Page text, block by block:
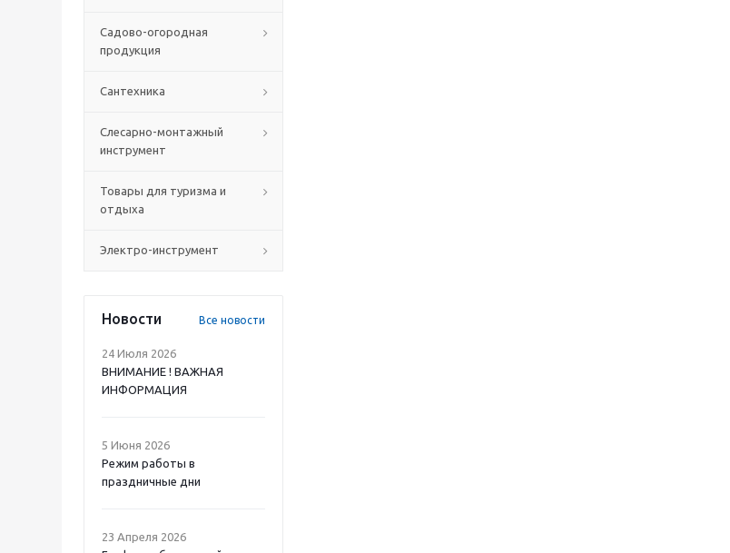
Садово-огородная
продукция
Сантехника
Слесарно-монтажный
инструмент
Товары для туризма и
отдыха
Электро-инструмент
Новости Все новости
24 Июля 2026
ВНИМАНИЕ ! ВАЖНАЯ
ИНФОРМАЦИЯ
5 Июня 2026
Режим работы в
праздничные дни
23 Апреля 2026